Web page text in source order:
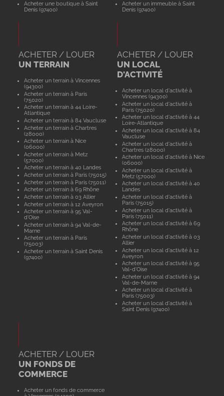
Acheter une boutique à Saint
Denis (97400)
Acheter un immeuble à Saint
Denis (97400)
ACHETER / LOUER
UN TERRAIN
Acheter un terrain à Vincennes
(94300)
Acheter un terrain à Paris
(75020)
Acheter un terrain à 44 Loire-
Atlantique
Acheter un terrain à 84 Vaucluse
Acheter un terrain à Chartres
(28000)
Acheter un terrain à Nice
(06000)
Acheter un terrain à Metz
(57000)
Acheter un terrain à 40 Landes
Acheter un terrain à Paris (75015)
Acheter un terrain à Paris (75011)
Acheter un terrain à 69 Rhône
Acheter un terrain à 03 Allier
Acheter un terrain à 12 Aveyron
Acheter un terrain à 95 Val-
d'Oise
Acheter un terrain à 94 Val-de-
Marne
Acheter un terrain à Paris
(75003)
Acheter un terrain à Saint Denis
(97400)
ACHETER / LOUER
UN LOCAL
D'ACTIVITÉ
Acheter un local d'activité à
Vincennes (94300)
Acheter un local d'activité à
Paris (75020)
Acheter un local d'activité à 44
Loire-Atlantique
Acheter un local d'activité à 84
Vaucluse
Acheter un local d'activité à
Chartres (28000)
Acheter un local d'activité à Nice
(06000)
Acheter un local d'activité à
Metz (57000)
Acheter un local d'activité à 40
Landes
Acheter un local d'activité à
Paris (75015)
Acheter un local d'activité à
Paris (75011)
Acheter un local d'activité à 69
Rhône
Acheter un local d'activité à 03
Allier
Acheter un local d'activité à 12
Aveyron
Acheter un local d'activité à 95
Val-d'Oise
Acheter un local d'activité à 94
Val-de-Marne
Acheter un local d'activité à
Paris (75003)
Acheter un local d'activité à
Saint Denis (97400)
ACHETER / LOUER
UN FONDS DE
COMMERCE
Acheter un fonds de commerce